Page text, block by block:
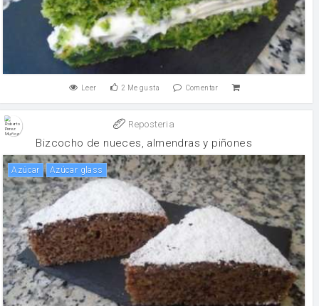
Leer 2 Me gusta Comentar
Reposteria
Bizcocho de nueces, almendras y piñones
Azúcar Azúcar glass